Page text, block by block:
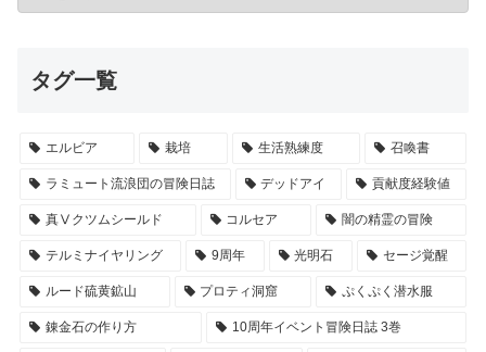
タグ一覧
エルビア 栽培 生活熟練度 召喚書
ラミュート流浪団の冒険日誌 デッドアイ 貢献度経験値
真Ⅴクツムシールド コルセア 闇の精霊の冒険
テルミナイヤリング 9周年 光明石 セージ覚醒
ルード硫黄鉱山 プロティ洞窟 ぷくぷく潜水服
錬金石の作り方 10周年イベント冒険日誌 3巻